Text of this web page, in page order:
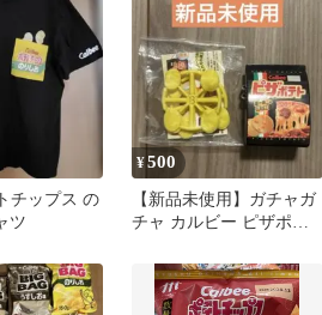
チップス の
ツ
¥500
【新品未使用】ガチャガ
チャ カルビー ピザポテ